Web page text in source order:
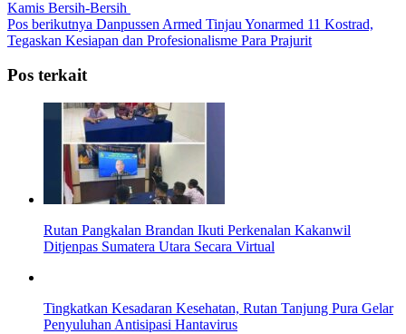
Kamis Bersih-Bersih
Pos berikutnya Danpussen Armed Tinjau Yonarmed 11 Kostrad,
Tegaskan Kesiapan dan Profesionalisme Para Prajurit
Pos terkait
Rutan Pangkalan Brandan Ikuti Perkenalan Kakanwil
Ditjenpas Sumatera Utara Secara Virtual
Tingkatkan Kesadaran Kesehatan, Rutan Tanjung Pura Gelar
Penyuluhan Antisipasi Hantavirus